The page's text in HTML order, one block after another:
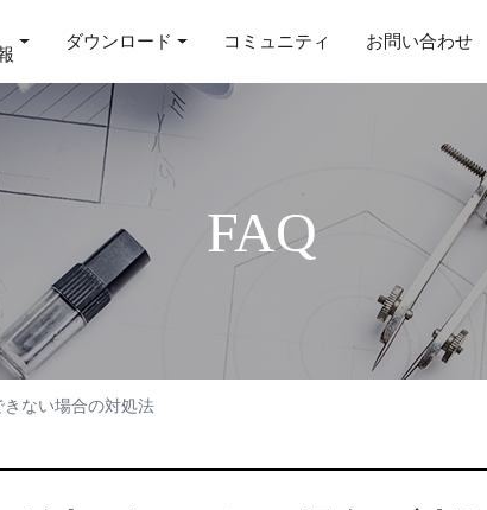
ダウンロード コミュニティ お問い合わせ
FAQ
ない場合の対処法